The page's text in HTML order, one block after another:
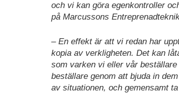
och vi kan göra egenkontroller
på Marcussons
– En effekt är att vi redan har
kopia av verkligheten. Det kan
som varken vi eller vår
beställare genom att bjuda in
av situationen, och gemensamt